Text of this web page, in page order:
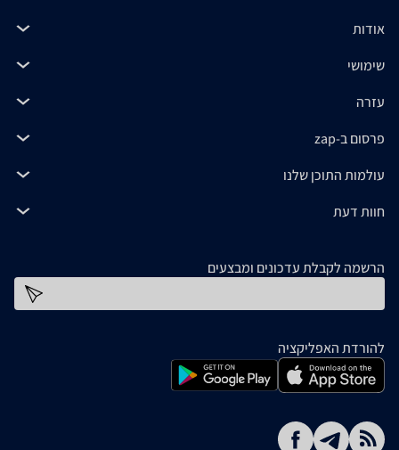
אודות
שימושי
עזרה
פרסום ב-zap
עולמות התוכן שלנו
חוות דעת
הרשמה לקבלת עדכונים ומבצעים
להורדת האפליקציה